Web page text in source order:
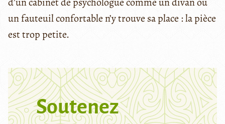
un fauteuil confortable n’y trouve sa place : la pièce
est trop petite.
Soutenez